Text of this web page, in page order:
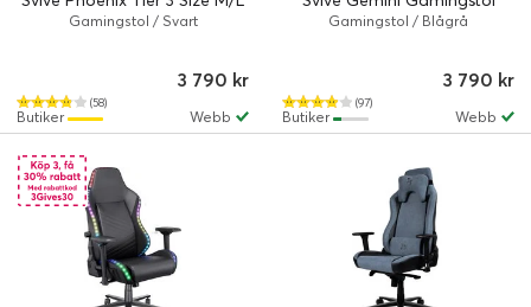
Gamingstol / Svart
(58)
3 790 kr
Webb
Butiker
Gamingstol / Blågrå
(97)
3 790 kr
Webb
Butiker